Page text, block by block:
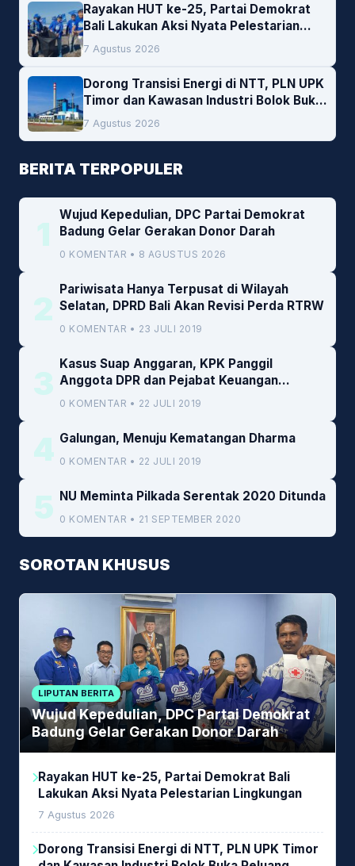
Rayakan HUT ke-25, Partai Demokrat
Bali Lakukan Aksi Nyata Pelestarian
Lingkungan
7 Agustus 2026
Dorong Transisi Energi di NTT, PLN UPK
Timor dan Kawasan Industri Bolok Buka
Peluang Investasi Woodchip untuk
Cofiring PLTU Bolok
7 Agustus 2026
BERITA TERPOPULER
1
Wujud Kepedulian, DPC Partai Demokrat
Badung Gelar Gerakan Donor Darah
0 KOMENTAR • 8 AGUSTUS 2026
2
Pariwisata Hanya Terpusat di Wilayah
Selatan, DPRD Bali Akan Revisi Perda RTRW
0 KOMENTAR • 23 JULI 2019
3
Kasus Suap Anggaran, KPK Panggil
Anggota DPR dan Pejabat Keuangan
Kemenkeu
0 KOMENTAR • 22 JULI 2019
4 Galungan, Menuju Kematangan Dharma
0 KOMENTAR • 22 JULI 2019
5 NU Meminta Pilkada Serentak 2020 Ditunda
0 KOMENTAR • 21 SEPTEMBER 2020
SOROTAN KHUSUS
LIPUTAN BERITA
Wujud Kepedulian, DPC Partai Demokrat
Badung Gelar Gerakan Donor Darah
Rayakan HUT ke-25, Partai Demokrat Bali
Lakukan Aksi Nyata Pelestarian Lingkungan
7 Agustus 2026
Dorong Transisi Energi di NTT, PLN UPK Timor